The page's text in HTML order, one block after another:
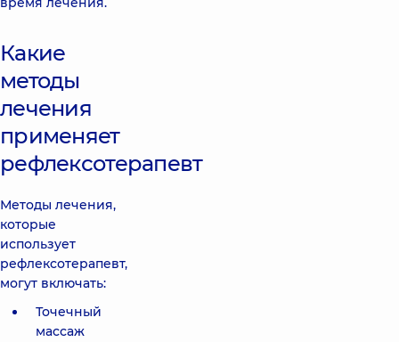
Какие
методы
лечения
применяет
рефлексотерапевт
Методы лечения,
которые
использует
рефлексотерапевт,
могут включать:
Точечный
массаж